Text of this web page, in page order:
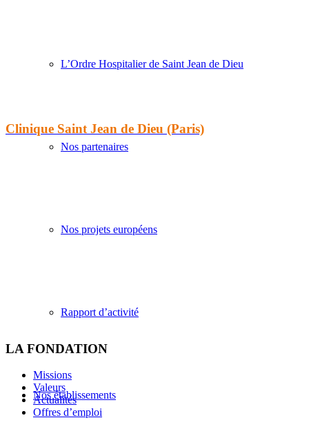
L’Ordre Hospitalier de Saint Jean de Dieu
Nos partenaires
Nos projets européens
Rapport d’activité
Nos établissements
Clinique Saint Jean de Dieu (Paris)
LA FONDATION
Missions
Valeurs
Actualités
Offres d’emploi